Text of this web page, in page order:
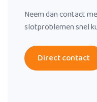
Neem dan contact
slotproblemen snel
Direct contact